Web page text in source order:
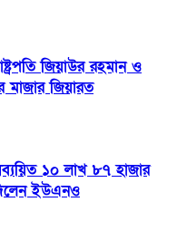
জিয়াউর রহমান ও
মাজার জিয়ারত
১০ লাখ ৮৭ হাজার
ইউএনও